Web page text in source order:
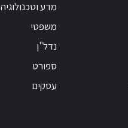
מדע וטכנולוגיה
משפטי
נדל"ן
ספורט
עסקים